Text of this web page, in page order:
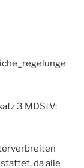
3 MDStV:
da alle